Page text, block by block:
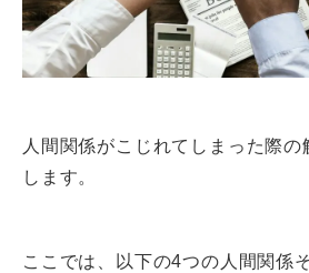
人間関係がこじれてしまった際の
します。
ここでは、以下の4つの人間関係